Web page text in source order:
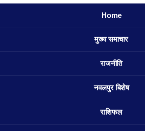
Home
मुख्य समाचार
राजनीति
नवलपुर बिशेष
राशिफल